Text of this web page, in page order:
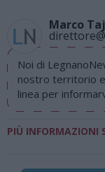
Marco
Noi di
nostro territorio
linea per
PIÙ INFORMAZIONI